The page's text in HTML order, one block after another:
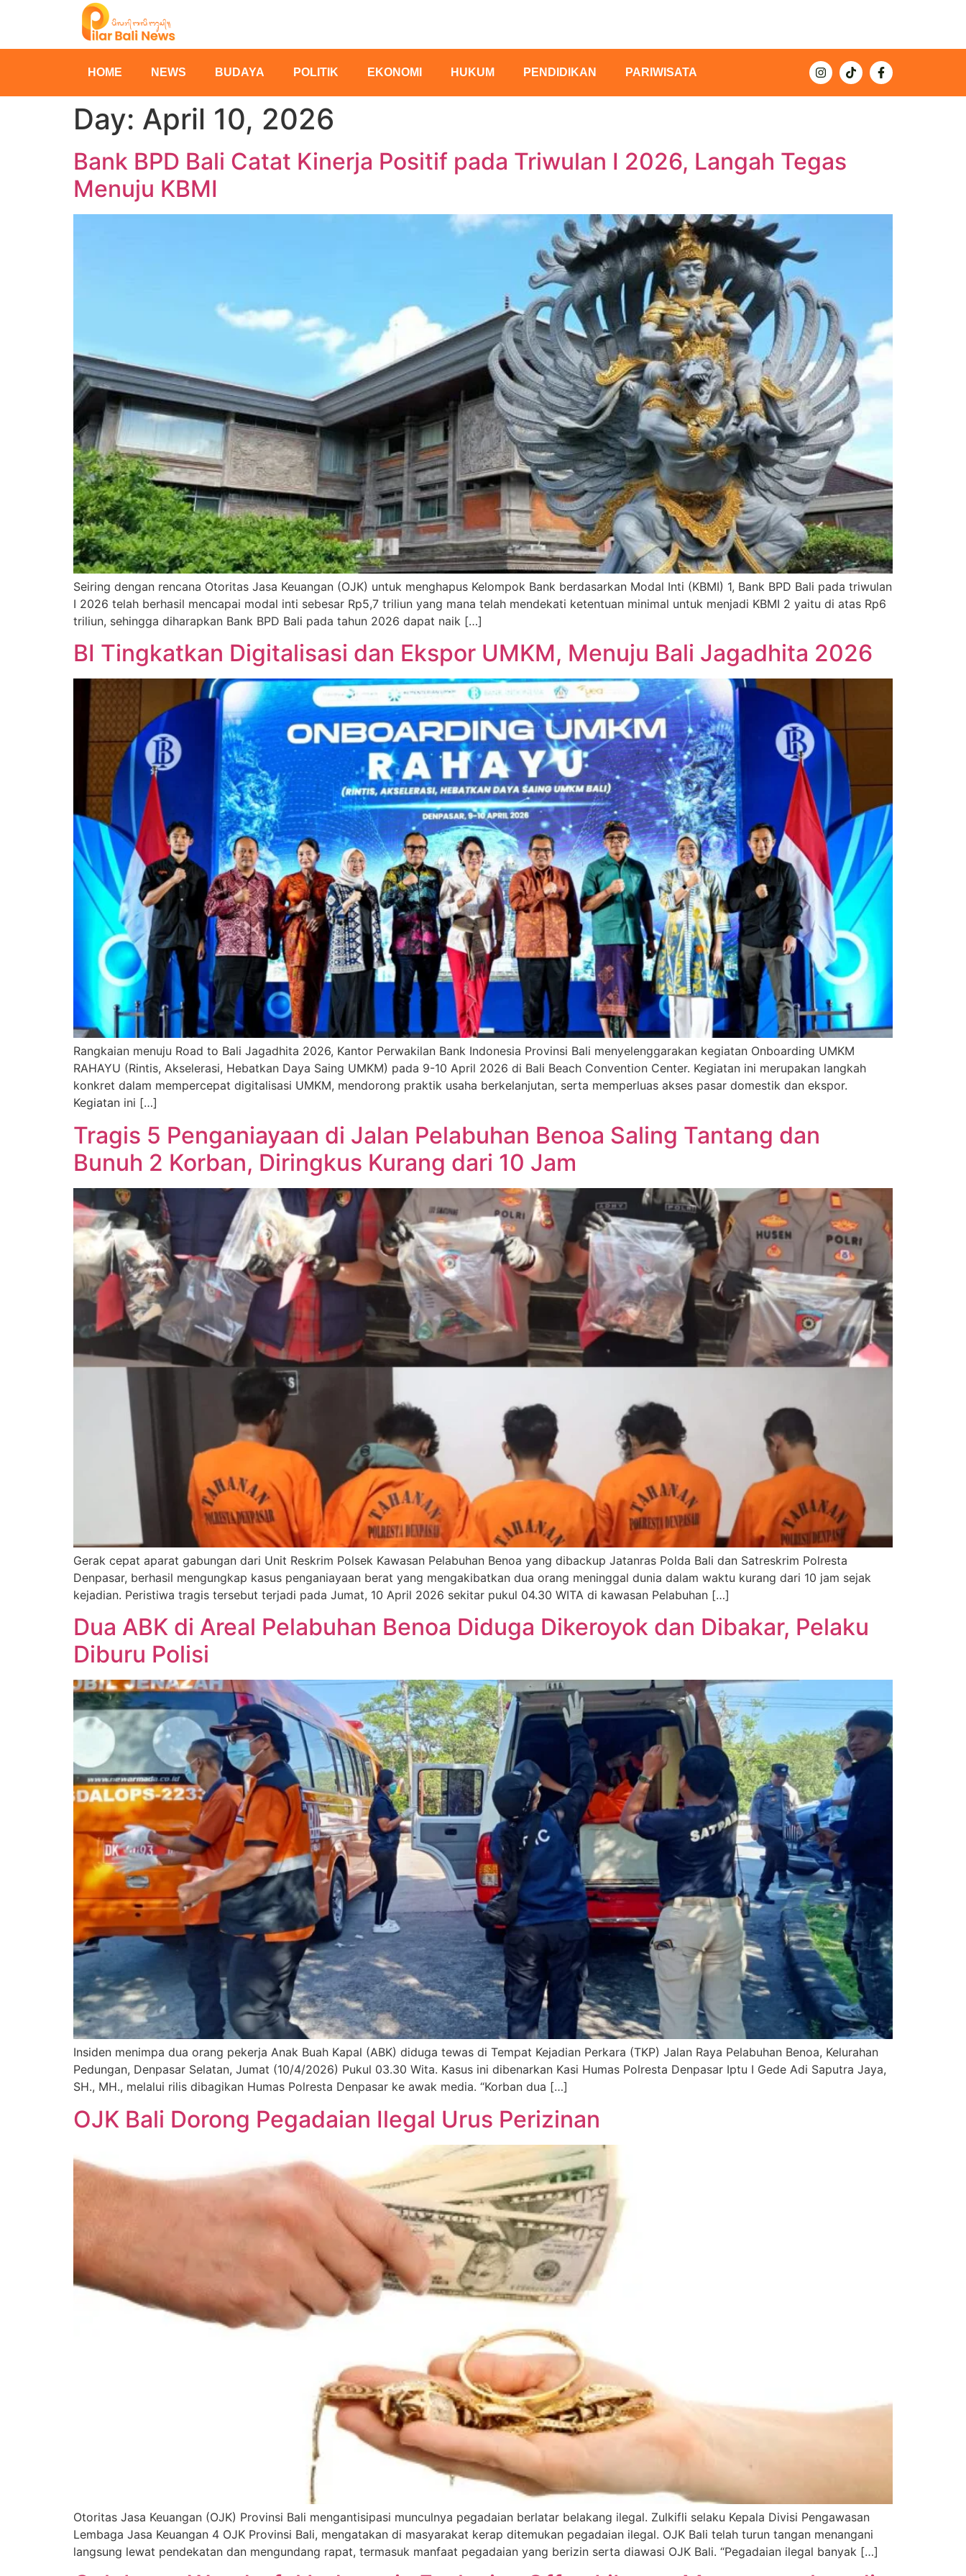
HOME NEWS BUDAYA POLITIK EKONOMI HUKUM PENDIDIKAN PARIWISATA
Day: April 10, 2026
Bank BPD Bali Catat Kinerja Positif pada Triwulan I 2026, Langah Tegas
Menuju KBMI
Seiring dengan rencana Otoritas Jasa Keuangan (OJK) untuk menghapus Kelompok Bank berdasarkan Modal Inti (KBMI) 1, Bank BPD Bali pada triwulan
I 2026 telah berhasil mencapai modal inti sebesar Rp5,7 triliun yang mana telah mendekati ketentuan minimal untuk menjadi KBMI 2 yaitu di atas Rp6
triliun, sehingga diharapkan Bank BPD Bali pada tahun 2026 dapat naik […]
BI Tingkatkan Digitalisasi dan Ekspor UMKM, Menuju Bali Jagadhita 2026
Rangkaian menuju Road to Bali Jagadhita 2026, Kantor Perwakilan Bank Indonesia Provinsi Bali menyelenggarakan kegiatan Onboarding UMKM
RAHAYU (Rintis, Akselerasi, Hebatkan Daya Saing UMKM) pada 9-10 April 2026 di Bali Beach Convention Center. Kegiatan ini merupakan langkah
konkret dalam mempercepat digitalisasi UMKM, mendorong praktik usaha berkelanjutan, serta memperluas akses pasar domestik dan ekspor.
Kegiatan ini […]
Tragis 5 Penganiayaan di Jalan Pelabuhan Benoa Saling Tantang dan
Bunuh 2 Korban, Diringkus Kurang dari 10 Jam
Gerak cepat aparat gabungan dari Unit Reskrim Polsek Kawasan Pelabuhan Benoa yang dibackup Jatanras Polda Bali dan Satreskrim Polresta
Denpasar, berhasil mengungkap kasus penganiayaan berat yang mengakibatkan dua orang meninggal dunia dalam waktu kurang dari 10 jam sejak
kejadian. Peristiwa tragis tersebut terjadi pada Jumat, 10 April 2026 sekitar pukul 04.30 WITA di kawasan Pelabuhan […]
Dua ABK di Areal Pelabuhan Benoa Diduga Dikeroyok dan Dibakar, Pelaku
Diburu Polisi
Insiden menimpa dua orang pekerja Anak Buah Kapal (ABK) diduga tewas di Tempat Kejadian Perkara (TKP) Jalan Raya Pelabuhan Benoa, Kelurahan
Pedungan, Denpasar Selatan, Jumat (10/4/2026) Pukul 03.30 Wita. Kasus ini dibenarkan Kasi Humas Polresta Denpasar Iptu I Gede Adi Saputra Jaya,
SH., MH., melalui rilis dibagikan Humas Polresta Denpasar ke awak media. “Korban dua […]
OJK Bali Dorong Pegadaian Ilegal Urus Perizinan
Otoritas Jasa Keuangan (OJK) Provinsi Bali mengantisipasi munculnya pegadaian berlatar belakang ilegal. Zulkifli selaku Kepala Divisi Pengawasan
Lembaga Jasa Keuangan 4 OJK Provinsi Bali, mengatakan di masyarakat kerap ditemukan pegadaian ilegal. OJK Bali telah turun tangan menangani
langsung lewat pendekatan dan mengundang rapat, termasuk manfaat pegadaian yang berizin serta diawasi OJK Bali. “Pegadaian ilegal banyak […]